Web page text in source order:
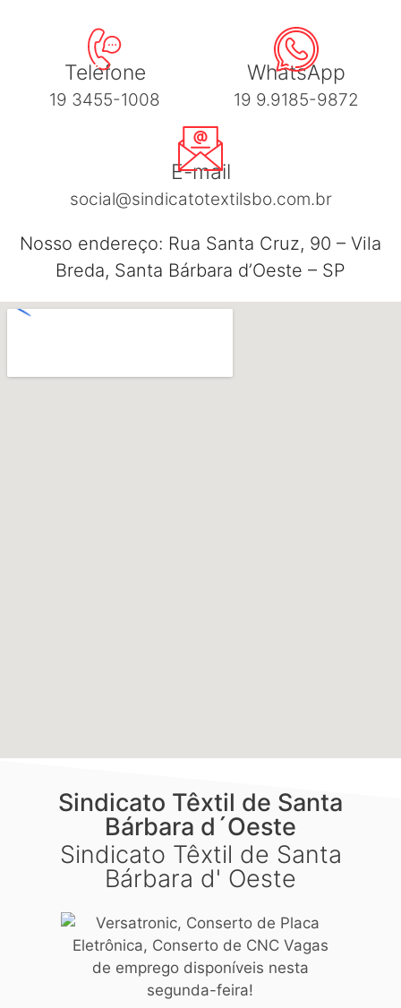
Telefone
19 3455-1008
WhatsApp
19 9.9185-9872
E-mail
social@sindicatotextilsbo.com.br
Nosso endereço: Rua Santa Cruz, 90 – Vila
Breda, Santa Bárbara d’Oeste – SP
Sindicato Têxtil de Santa
Bárbara d´Oeste
Sindicato Têxtil de Santa
Bárbara d' Oeste